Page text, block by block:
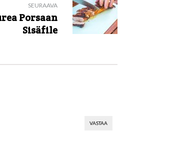
SEURAAVA
Porsaan
Sisäfile
VASTAA